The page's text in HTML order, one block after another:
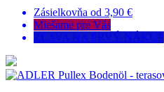
Zásielkovňa od 3,90 €
Miešame pre Vás
ZĽAVA NA PRVÝ NÁKUP